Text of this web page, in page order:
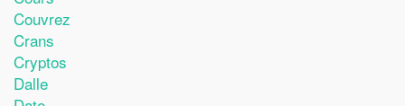
Couvrez
Crans
Cryptos
Dalle